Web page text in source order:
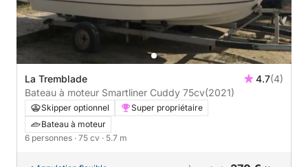
La Tremblade 4.7(4)
Bateau à moteur Smartliner Cuddy 75cv(2021)
Skipper optionnel
Super propriétaire
Bateau à moteur
6 personnes · 75 cv · 5.7 m